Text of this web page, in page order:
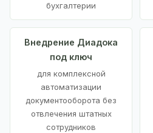
бухгалтерии
Внедрение Диадока
под ключ
для комплексной
автоматизации
документооборота без
отвлечения штатных
сотрудников